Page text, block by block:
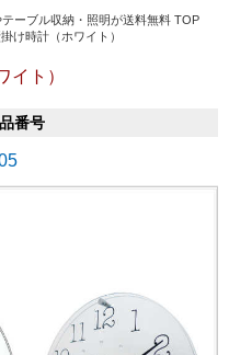
ーブル収納・照明が送料無料 TOP
け時計（ホワイト）
イト）
番号